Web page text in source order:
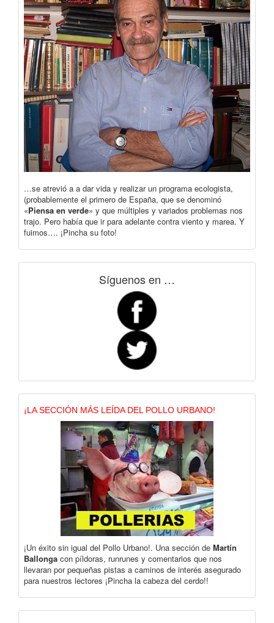
…se atrevió a a dar vida y realizar un programa ecologista,
(probablemente el primero de España, que se denominó
«Piensa en verde» y que múltiples y variados problemas nos
trajo. Pero había que ir para adelante contra viento y marea. Y
fuimos…. ¡Pincha su foto!
Síguenos en …
¡LA SECCIÓN MÁS LEÍDA DEL POLLO URBANO!
¡Un éxito sin igual del Pollo Urbano!. Una sección de Martín
Ballonga con píldoras, runrunes y comentarios que nos
llevaran por pequeñas pistas a caminos de interés asegurado
para nuestros lectores ¡Pincha la cabeza del cerdo!!